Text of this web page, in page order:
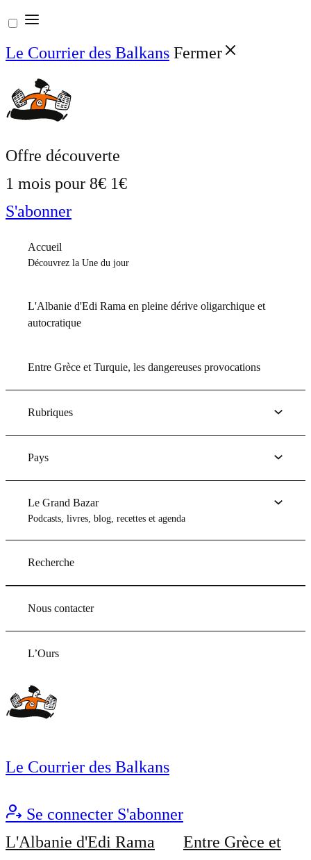
Aller
au
contenu
Le Courrier des Balkans Fermer
Offre découverte
1 mois pour 8€ 1€
S'abonner
Accueil
Découvrez la Une du jour
L'Albanie d'Edi Rama en pleine dérive oligarchique et
autocratique
Entre Grèce et Turquie, les dangereuses provocations
Rubriques
Pays
Le Grand Bazar
Podcasts, livres, blog, recettes et agenda
Recherche
Nous contacter
L’Ours
Le Courrier des Balkans
Se connecter S'abonner
L'Albanie d'Edi Rama
Entre Grèce et